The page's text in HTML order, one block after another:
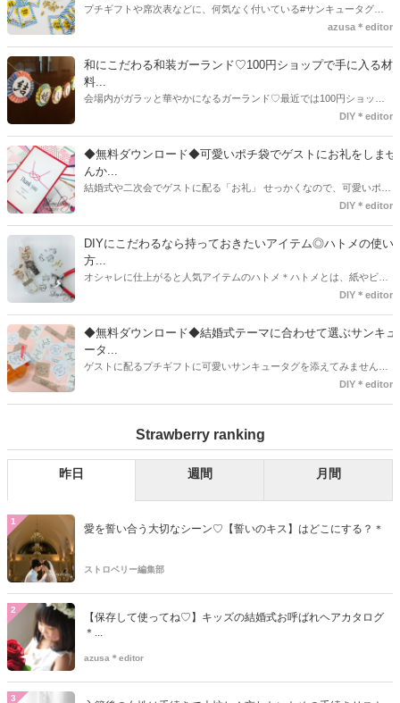
プチギフトや席次表などに、何気なく付いている#サンキュータグ実
はほとんどの花嫁さんが手作りしてるってご存知でしたか！？あるの
ま、付いてた方が断然可愛い♡そんなプレ花嫁さんたちの#サンキュー
タグアイデア、探してみました♪
azusa＊editor
和にこだわる和装ガーランド♡100円ショップで手に入る材
料...
会場内がガラッと華やかになるガーランド♡最近では100円ショップ
で既に完成された物が販売されていたり、ネット上でダウンロードし
す。ダウンロードしたデザインを印刷する紙をこだわるプレ花嫁さん
も・・・♡紙質や柄などでガラッと印象が変わりますよね♪
DIY＊editor
◆無料ダウンロード◆可愛いポチ袋でゲストにお礼をしませ
んか...
結婚式や二次会でゲストに配る「お礼」 せっかくなので、可愛いポチ
袋で用意しませんか？今回の記事では無料でダウンロードできるデザ
ください。いつもStrawberryを読んで頂いているプレ花嫁さんのお手
伝いが少しでも出来れば嬉しいです♡
DIY＊editor
DIYにこだわるなら持っておきたいアイテム◎ハトメの使い
方...
オシャレに仕上がると人気アイテムのハトメ＊ハトメとは、紙やビニ
ールなどに開けた穴につける金具のことでサイズが幅広く揃っていま
り、付けるものの素材や色にあわせて選ぶことができるんです♪*
DIY＊editor
◆無料ダウンロード◆結婚式テーマに合わせて選ぶサンキュ
ータ...
ゲストに配るプチギフトに可愛いサンキュータグを添えてみません
か？今回の記事では無料でダウンロードできる春婚にもピッタリなサ
るプレ花嫁さんのお手伝いが少しでも出来れば嬉しいです♡
DIY＊editor
Strawberry ranking
昨日 週間 月間
1
愛を誓い合う大切なシーン♡【誓いのキス】はどこにする？＊
ストロベリー編集部
2
【保存して使ってね♡】キッズの結婚式お呼ばれヘアカタログ
＊...
azusa＊editor
3